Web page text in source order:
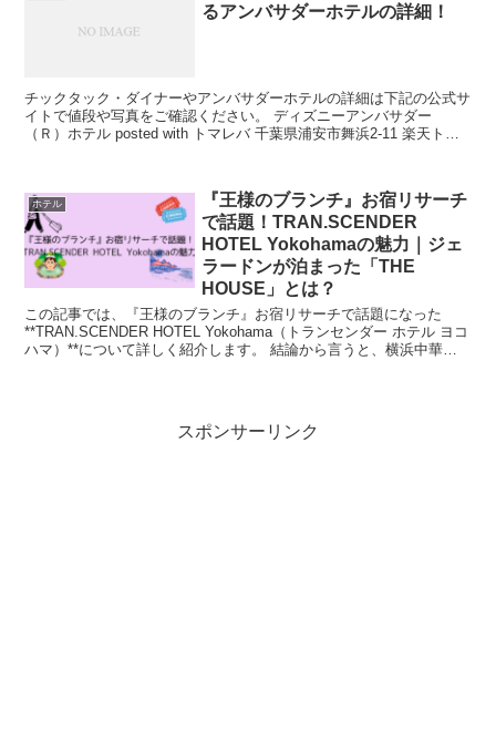
るアンバサダーホテルの詳細！
チックタック・ダイナーやアンバサダーホテルの詳細は下記の公式サ
イトで値段や写真をご確認ください。 ディズニーアンバサダー
（Ｒ）ホテル posted with トマレバ 千葉県浦安市舞浜2-11 楽天トラ
ホテル
『王様のブランチ』お宿リサーチ
で話題！TRAN.SCENDER
HOTEL Yokohamaの魅力｜ジェ
ラードンが泊まった「THE
HOUSE」とは？
この記事では、『王様のブランチ』お宿リサーチで話題になった
**TRAN.SCENDER HOTEL Yokohama（トランセンダー ホテル ヨコ
ハマ）**について詳しく紹介します。 結論から言うと、横浜中華街
スポンサーリンク